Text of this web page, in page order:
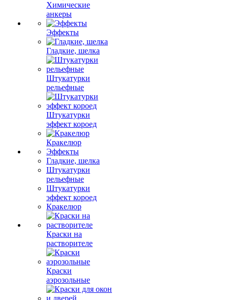
Химические
анкеры
Эффекты
Гладкие, шелка
Штукатурки
рельефные
Штукатурки
эффект короед
Кракелюр
Эффекты
Гладкие, шелка
Штукатурки
рельефные
Штукатурки
эффект короед
Кракелюр
Краски на
растворителе
Краски
аэрозольные